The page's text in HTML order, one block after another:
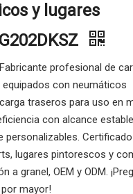
y lugares
profesional de
con neumáticos
traseros para uso en
con alcance
Certificado
lugares pintorescos y
a granel, OEM y ODM.
mayor!